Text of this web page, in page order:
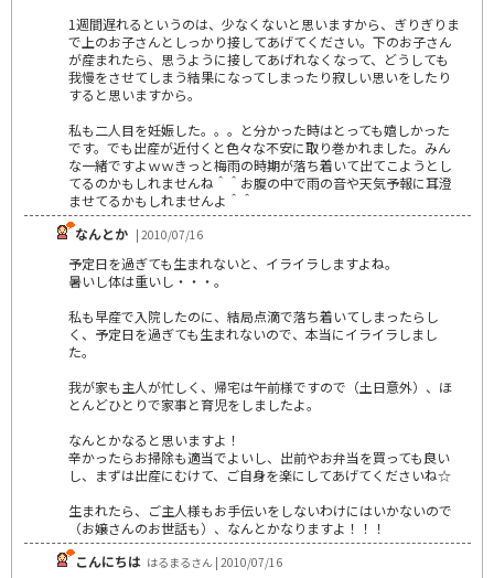
1週間遅れるというのは、少なくないと思いますから、ぎりぎりま
で上のお子さんとしっかり接してあげてください。下のお子さん
が産まれたら、思うように接してあげれなくなって、どうしても
我慢をさせてしまう結果になってしまったり寂しい思いをしたり
すると思いますから。
私も二人目を妊娠した。。。と分かった時はとっても嬉しかった
です。でも出産が近付くと色々な不安に取り巻かれました。みん
な一緒ですよｗｗきっと梅雨の時期が落ち着いて出てこようとし
てるのかもしれませんね＾＾お腹の中で雨の音や天気予報に耳澄
ませてるかもしれませんよ＾＾
なんとか | 2010/07/16
予定日を過ぎても生まれないと、イライラしますよね。
暑いし体は重いし・・・。
私も早産で入院したのに、結局点滴で落ち着いてしまったらし
く、予定日を過ぎても生まれないので、本当にイライラしまし
た。
我が家も主人が忙しく、帰宅は午前様ですので（土日意外）、ほ
とんどひとりで家事と育児をしましたよ。
なんとかなると思いますよ！
辛かったらお掃除も適当でよいし、出前やお弁当を買っても良い
し、まずは出産にむけて、ご自身を楽にしてあげてくださいね☆
生まれたら、ご主人様もお手伝いをしないわけにはいかないので
（お嬢さんのお世話も）、なんとかなりますよ！！！
こんにちは はるまるさん | 2010/07/16